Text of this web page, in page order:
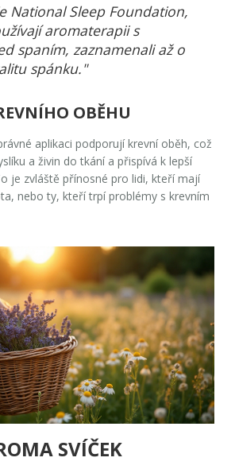
National Sleep Foundation,
aromaterapii s
spaním, zaznamenali až o
spánku."
OBĚHU
aplikaci podporují krevní oběh, což
a živin do tkání a přispívá k lepší
je zvláště přínosné pro lidi, kteří mají
nebo ty, kteří trpí problémy s krevním
SVÍČEK